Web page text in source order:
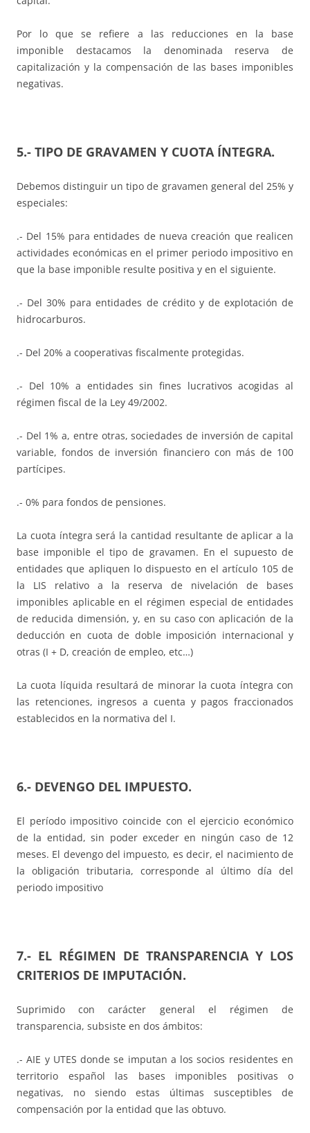
Por lo que se refiere a las reducciones en la base
imponible destacamos la denominada reserva de
capitalización y la compensación de las bases imponibles
negativas.
5.- TIPO DE GRAVAMEN Y CUOTA ÍNTEGRA.
Debemos distinguir un tipo de gravamen general del 25% y
especiales:
.- Del 15% para entidades de nueva creación que realicen
actividades económicas en el primer periodo impositivo en
que la base imponible resulte positiva y en el siguiente.
.- Del 30% para entidades de crédito y de explotación de
hidrocarburos.
.- Del 20% a cooperativas fiscalmente protegidas.
.- Del 10% a entidades sin fines lucrativos acogidas al
régimen fiscal de la Ley 49/2002.
.- Del 1% a, entre otras, sociedades de inversión de capital
variable, fondos de inversión financiero con más de 100
partícipes.
.- 0% para fondos de pensiones.
La cuota íntegra será la cantidad resultante de aplicar a la
base imponible el tipo de gravamen. En el supuesto de
entidades que apliquen lo dispuesto en el artículo 105 de
la LIS relativo a la reserva de nivelación de bases
imponibles aplicable en el régimen especial de entidades
de reducida dimensión, y, en su caso con aplicación de la
deducción en cuota de doble imposición internacional y
otras (I + D, creación de empleo, etc…)
La cuota líquida resultará de minorar la cuota íntegra con
las retenciones, ingresos a cuenta y pagos fraccionados
establecidos en la normativa del I.
6.- DEVENGO DEL IMPUESTO.
El período impositivo coincide con el ejercicio económico
de la entidad, sin poder exceder en ningún caso de 12
meses. El devengo del impuesto, es decir, el nacimiento de
la obligación tributaria, corresponde al último día del
periodo impositivo
7.- EL RÉGIMEN DE TRANSPARENCIA Y LOS
CRITERIOS DE IMPUTACIÓN.
Suprimido con carácter general el régimen de
transparencia, subsiste en dos ámbitos:
.- AIE y UTES donde se imputan a los socios residentes en
territorio español las bases imponibles positivas o
negativas, no siendo estas últimas susceptibles de
compensación por la entidad que las obtuvo.